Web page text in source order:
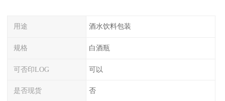
用途 酒水饮料包装
规格 白酒瓶
可否印LOG 可以
是否现货 否